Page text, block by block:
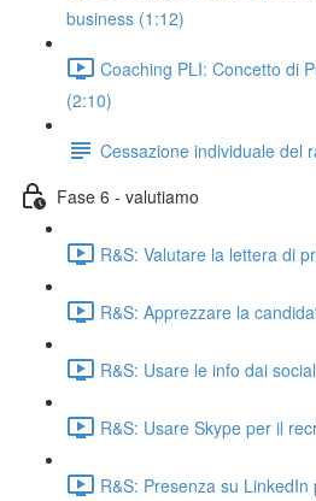
business (1:12)
Coaching PLI: Concetto di
(2:10)
Cessazione individuale del
Fase 6 - valutiamo
R&S: Valutare la lettera di
R&S: Apprezzare la
R&S: Usare le info dai
R&S: Usare Skype per il
R&S: Presenza su